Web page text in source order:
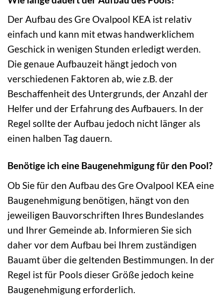
Der Aufbau des Gre Ovalpool KEA ist relativ
einfach und kann mit etwas handwerklichem
Geschick in wenigen Stunden erledigt werden.
Die genaue Aufbauzeit hängt jedoch von
verschiedenen Faktoren ab, wie z.B. der
Beschaffenheit des Untergrunds, der Anzahl der
Helfer und der Erfahrung des Aufbauers. In der
Regel sollte der Aufbau jedoch nicht länger als
einen halben Tag dauern.
Benötige ich eine Baugenehmigung für den Pool?
Ob Sie für den Aufbau des Gre Ovalpool KEA eine
Baugenehmigung benötigen, hängt von den
jeweiligen Bauvorschriften Ihres Bundeslandes
und Ihrer Gemeinde ab. Informieren Sie sich
daher vor dem Aufbau bei Ihrem zuständigen
Bauamt über die geltenden Bestimmungen. In der
Regel ist für Pools dieser Größe jedoch keine
Baugenehmigung erforderlich.